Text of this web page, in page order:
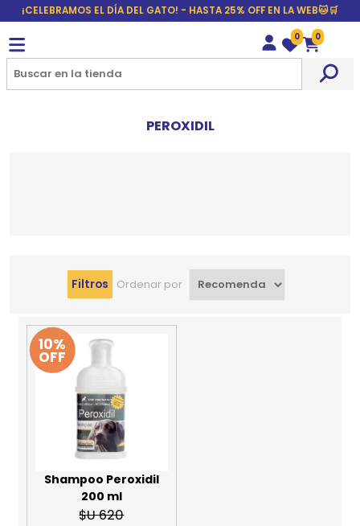
¡CELEBRAMOS EL DÍA DEL GATO! - HASTA 25% OFF EN LA WEB🐱🛒
Wishlist
0
Carrito
0
PEROXIDIL
Filtros Ordenar por
10%
OFF
Shampoo Peroxidil
200 ml
$U 620